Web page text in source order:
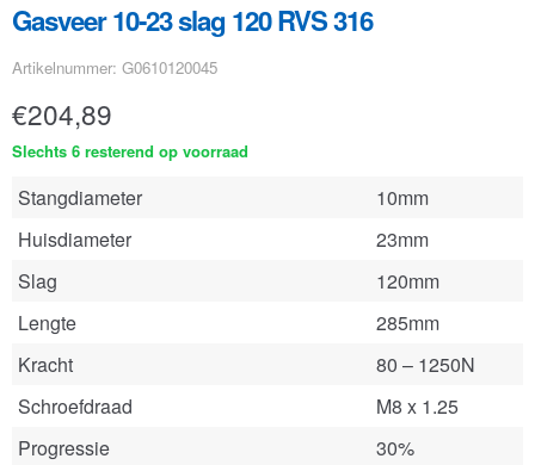
Gasveer 10-23 slag 120 RVS 316
Artikelnummer: G0610120045
€204,89
Slechts 6 resterend op voorraad
Stangdiameter
10mm
Huisdiameter
23mm
Slag
120mm
Lengte
285mm
Kracht
80 – 1250N
Schroefdraad
M8 x 1.25
Progressie
30%